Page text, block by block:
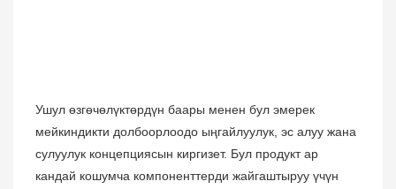
Ушул өзгөчөлүктөрдүн баары менен бул эмерек
мейкиндикти долбоорлоодо ыңгайлуулук, эс алуу жана
сулуулук концепциясын киргизет. Бул продукт ар
кандай кошумча компоненттерди жайгаштыруу үчүн